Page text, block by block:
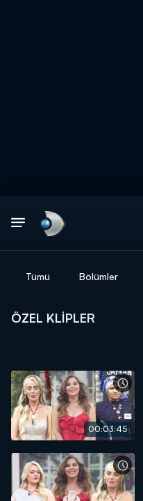
DİĞER SONUÇLAR
Tümü Bölümler
ÖZEL KLIPLER
00:03:45